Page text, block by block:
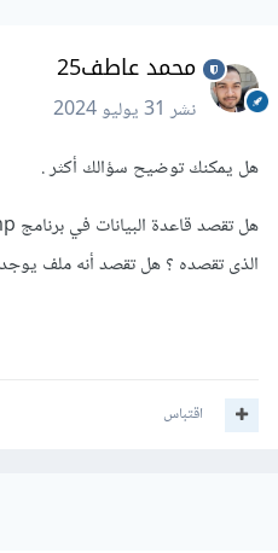
محمد عاطف25
نشر31 يوليو 2024
هل يمكنك توضيح سؤالك أكثر .
الذى تقصده ؟ هل تقصد أنه ملف يوجد
اقتباس